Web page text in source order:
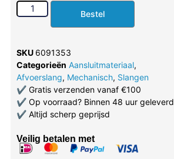
Bestel
SKU 6091353
Categorieën Aansluitmateriaal,
Afvoerslang, Mechanisch, Slangen
✔Gratis verzenden vanaf €100
✔Op voorraad? Binnen 48 uur geleverd
✔Altijd scherp geprijsd
Veilig betalen met